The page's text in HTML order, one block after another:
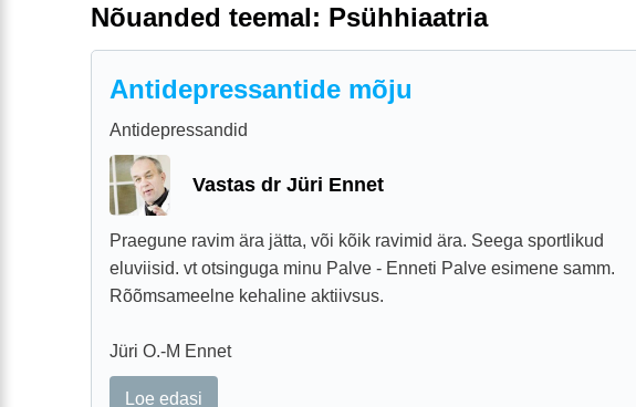
Nõuanded teemal: Psühhiaatria
Antidepressantide mõju
Antidepressandid
Vastas dr Jüri Ennet
Praegune ravim ära jätta, või kõik ravimid ära. Seega sportlikud
eluviisid. vt otsinguga minu Palve - Enneti Palve esimene samm.
Rõõmsameelne kehaline aktiivsus.
Jüri O.-M Ennet
Loe edasi